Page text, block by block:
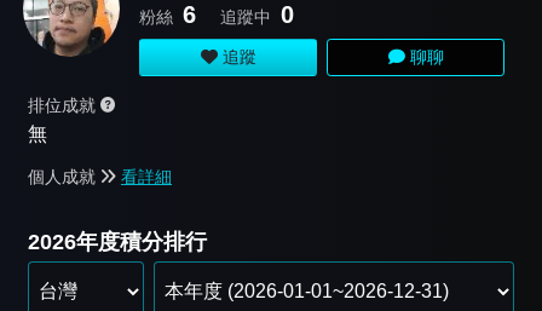
粉絲 6 追蹤中 0
追蹤 聊聊
排位成就
無
個人成就 看詳細
2026年度積分排行